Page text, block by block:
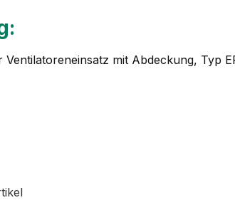
Ventilatoreneinsatz mit Abdeckung, Typ